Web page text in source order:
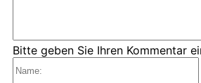
Bitte geben Sie Ihren Kommentar